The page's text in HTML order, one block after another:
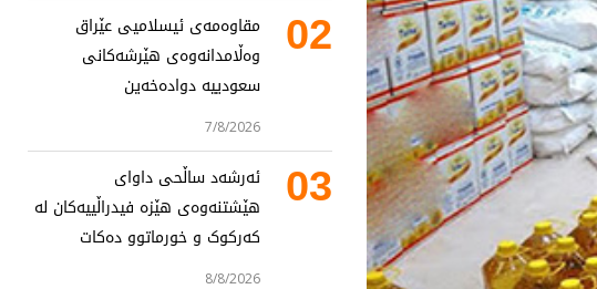
02
مقاوەمەی ئیسلامیی عێراق
وەڵامدانەوەی هێرشەکانی
سعودییە دوادەخەین
7/8/2026
03
ئەرشەد ساڵحی داوای
هێشتنەوەی هێزە فیدراڵییەکان لە
کەرکوک و خورماتوو دەکات
8/8/2026